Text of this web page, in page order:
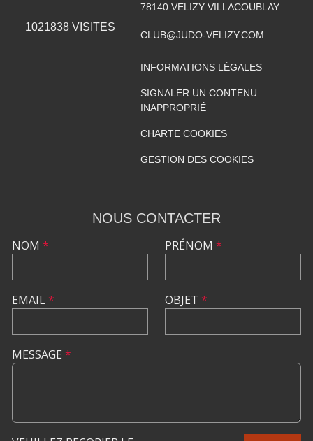
1021838VISITES
78140 VELIZY VILLACOUBLAY
CLUB@JUDO-VELIZY.COM
INFORMATIONS LÉGALES
SIGNALER UN CONTENU
INAPPROPRIÉ
CHARTE COOKIES
GESTION DES COOKIES
NOUS CONTACTER
NOM *
EMAIL*
PRÉNOM *
OBJET *
MESSAGE *